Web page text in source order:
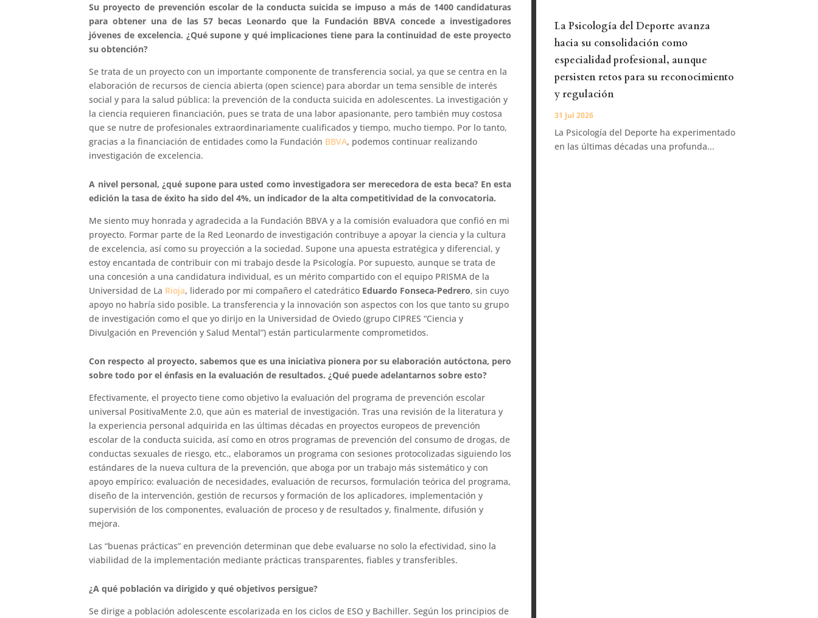
Su proyecto de prevención escolar de la conducta suicida se impuso a más de 1400 candidaturas
para obtener una de las 57 becas Leonardo que la Fundación BBVA concede a investigadores
jóvenes de excelencia. ¿Qué supone y qué implicaciones tiene para la continuidad de este proyecto
su obtención?
Se trata de un proyecto con un importante componente de transferencia social, ya que se centra en la
elaboración de recursos de ciencia abierta (open science) para abordar un tema sensible de interés
social y para la salud pública: la prevención de la conducta suicida en adolescentes. La investigación y
la ciencia requieren financiación, pues se trata de una labor apasionante, pero también muy costosa
que se nutre de profesionales extraordinariamente cualificados y tiempo, mucho tiempo. Por lo tanto,
gracias a la financiación de entidades como la Fundación BBVA, podemos continuar realizando
investigación de excelencia.
A nivel personal, ¿qué supone para usted como investigadora ser merecedora de esta beca? En esta
edición la tasa de éxito ha sido del 4%, un indicador de la alta competitividad de la convocatoria.
Me siento muy honrada y agradecida a la Fundación BBVA y a la comisión evaluadora que confió en mi
proyecto. Formar parte de la Red Leonardo de investigación contribuye a apoyar la ciencia y la cultura
de excelencia, así como su proyección a la sociedad. Supone una apuesta estratégica y diferencial, y
estoy encantada de contribuir con mi trabajo desde la Psicología. Por supuesto, aunque se trata de
una concesión a una candidatura individual, es un mérito compartido con el equipo PRISMA de la
Universidad de La Rioja, liderado por mi compañero el catedrático Eduardo Fonseca-Pedrero, sin cuyo
apoyo no habría sido posible. La transferencia y la innovación son aspectos con los que tanto su grupo
de investigación como el que yo dirijo en la Universidad de Oviedo (grupo CIPRES “Ciencia y
Divulgación en Prevención y Salud Mental”) están particularmente comprometidos.
Con respecto al proyecto, sabemos que es una iniciativa pionera por su elaboración autóctona, pero
sobre todo por el énfasis en la evaluación de resultados. ¿Qué puede adelantarnos sobre esto?
Efectivamente, el proyecto tiene como objetivo la evaluación del programa de prevención escolar
universal PositivaMente 2.0, que aún es material de investigación. Tras una revisión de la literatura y
la experiencia personal adquirida en las últimas décadas en proyectos europeos de prevención
escolar de la conducta suicida, así como en otros programas de prevención del consumo de drogas, de
conductas sexuales de riesgo, etc., elaboramos un programa con sesiones protocolizadas siguiendo los
estándares de la nueva cultura de la prevención, que aboga por un trabajo más sistemático y con
apoyo empírico: evaluación de necesidades, evaluación de recursos, formulación teórica del programa,
diseño de la intervención, gestión de recursos y formación de los aplicadores, implementación y
supervisión de los componentes, evaluación de proceso y de resultados y, finalmente, difusión y
mejora.
Las “buenas prácticas” en prevención determinan que debe evaluarse no solo la efectividad, sino la
viabilidad de la implementación mediante prácticas transparentes, fiables y transferibles.
¿A qué población va dirigido y qué objetivos persigue?
Se dirige a población adolescente escolarizada en los ciclos de ESO y Bachiller. Según los principios de
La Psicología del Deporte avanza
hacia su consolidación como
especialidad profesional, aunque
persisten retos para su reconocimiento
y regulación
31 Jul 2026
La Psicología del Deporte ha experimentado
en las últimas décadas una profunda...